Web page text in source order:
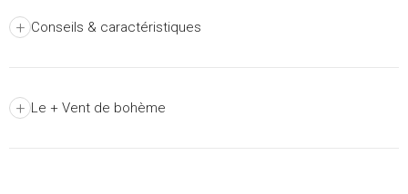
+ Conseils & caractéristiques
+ Le + Vent de bohème